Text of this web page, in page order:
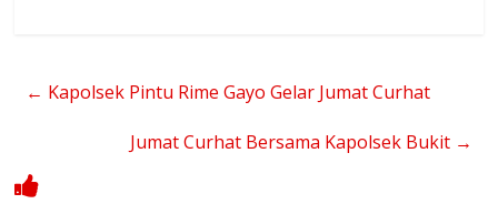
← Kapolsek Pintu Rime Gayo Gelar Jumat Curhat
Jumat Curhat Bersama Kapolsek Bukit →